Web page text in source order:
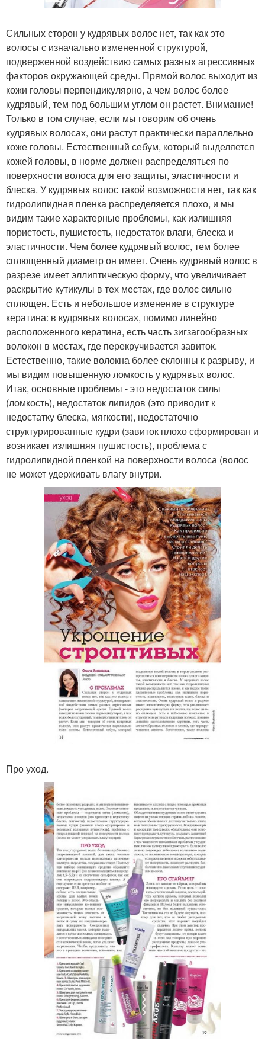
Сильных сторон у кудрявых волос нет, так как это
волосы с изначально измененной структурой,
подверженной воздействию самых разных агрессивных
факторов окружающей среды. Прямой волос выходит из
кожи головы перпендикулярно, а чем волос более
кудрявый, тем под большим углом он растет. Внимание!
Только в том случае, если мы говорим об очень
кудрявых волосах, они растут практически параллельно
коже головы. Естественный себум, который выделяется
кожей головы, в норме должен распределяться по
поверхности волоса для его защиты, эластичности и
блеска. У кудрявых волос такой возможности нет, так как
гидролипидная пленка распределяется плохо, и мы
видим такие характерные проблемы, как излишняя
пористость, пушистость, недостаток влаги, блеска и
эластичности. Чем более кудрявый волос, тем более
сплющенный диаметр он имеет. Очень кудрявый волос в
разрезе имеет эллиптическую форму, что увеличивает
раскрытие кутикулы в тех местах, где волос сильно
сплющен. Есть и небольшое изменение в структуре
кератина: в кудрявых волосах, помимо линейно
расположенного кератина, есть часть зигзагообразных
волокон в местах, где перекручивается завиток.
Естественно, такие волокна более склонны к разрыву, и
мы видим повышенную ломкость у кудрявых волос.
Итак, основные проблемы - это недостаток силы
(ломкость), недостаток липидов (это приводит к
недостатку блеска, мягкости), недостаточно
структурированные кудри (завиток плохо сформирован и
возникает излишняя пушистость), проблема с
гидролипидной пленкой на поверхности волоса (волос
не может удерживать влагу внутри.
Про уход.